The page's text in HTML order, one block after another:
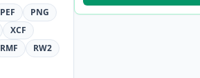
PEF
PNG
XCF
RMF
RW2